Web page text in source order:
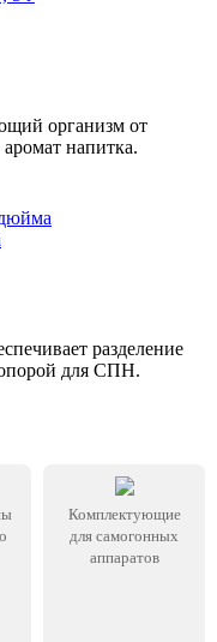
организм от
напитка.
разделение
для СПН.
Комплектующие
для самогонных
аппаратов